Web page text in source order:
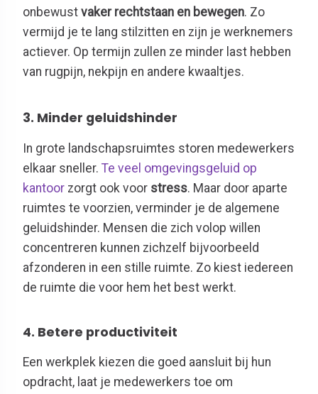
onbewust vaker rechtstaan en bewegen. Zo
vermijd je te lang stilzitten en zijn je werknemers
actiever. Op termijn zullen ze minder last hebben
van rugpijn, nekpijn en andere kwaaltjes.
3. Minder geluidshinder
In grote landschapsruimtes storen medewerkers
elkaar sneller. Te veel omgevingsgeluid op
kantoor zorgt ook voor stress. Maar door aparte
ruimtes te voorzien, verminder je de algemene
geluidshinder. Mensen die zich volop willen
concentreren kunnen zichzelf bijvoorbeeld
afzonderen in een stille ruimte. Zo kiest iedereen
de ruimte die voor hem het best werkt.
4. Betere productiviteit
Een werkplek kiezen die goed aansluit bij hun
opdracht, laat je medewerkers toe om